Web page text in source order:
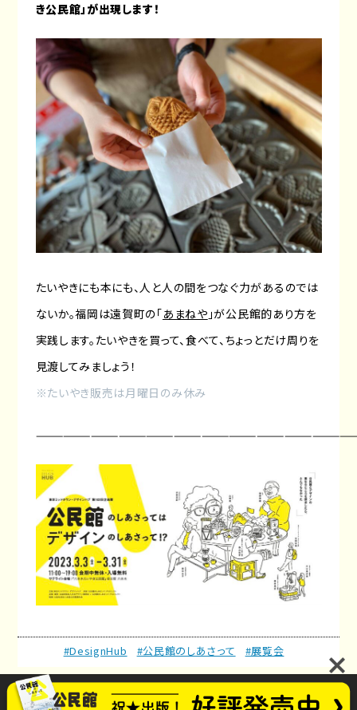
き公民館」が出現します！
たいやきにも本にも、人と人の間をつなぐ力があるのでは
ないか。福岡は遠賀町の「あまねや 」が公民館的あり方を
実践します。たいやきを買って、食べて、ちょっとだけ周りを
見渡してみましょう！
※たいやき販売は月曜日のみ休み
#DesignHub #公民館のしあさって #展覧会
公民館のしあさってプロジェクト お問い合わせ